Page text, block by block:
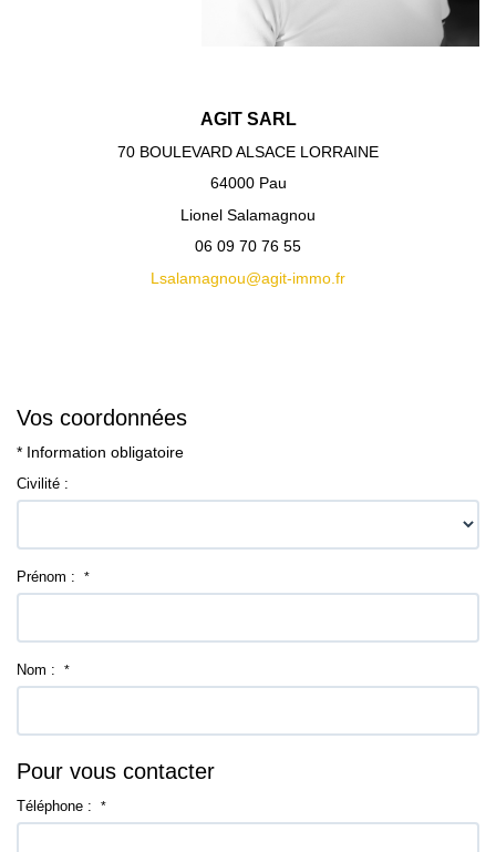
AGIT SARL
70 BOULEVARD ALSACE LORRAINE
64000 Pau
Lionel Salamagnou
06 09 70 76 55
Lsalamagnou@agit-immo.fr
Vos coordonnées
* Information obligatoire
Civilité :
Prénom : *
Nom : *
Pour vous contacter
Téléphone : *